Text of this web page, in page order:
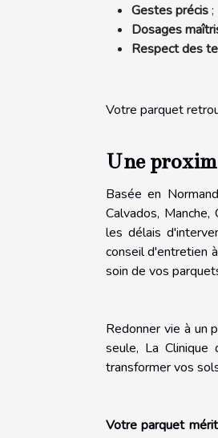
Gestes précis;
Dosages
Respect des
Votre parquet
Une
Basée en
Calvados,
les délais
conseil d'entretien
soin de vos
Redonner vie à un
seule, La Clinique
transformer vos
Votre parquet